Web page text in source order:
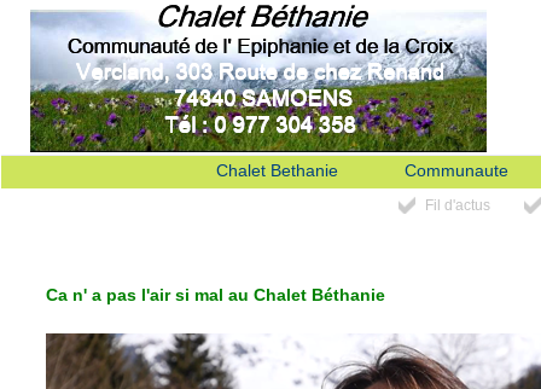
Chalet Bethanie Communaute
Fil d'actus
Ca n' a pas l'air si mal au Chalet Béthanie